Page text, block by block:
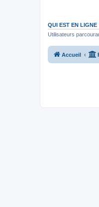
QUI EST EN LIGNE
Utilisateurs
Accueil